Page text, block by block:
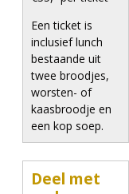
Een ticket is
inclusief lunch
bestaande uit
twee broodjes,
worsten- of
kaasbroodje en
een kop soep.
Deel met